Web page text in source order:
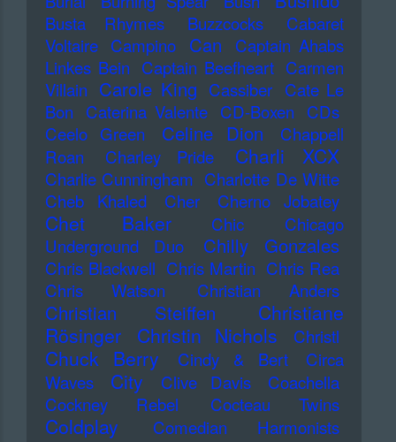
Busta Rhymes Buzzcocks
Cabaret
Voltaire Campino Can
Captain Ahabs
Linkes Bein Captain Beefheart Carmen
Villain Carole King Cassiber Cate Le
Bon
Caterina Valente CD-Boxen
CDs
Ceelo Green
Celine Dion
Chappell
Roan
Charley Pride Charli XCX
Charlie Cunningham Charlotte De Witte
Cheb Khaled
Cher Cherno Jobatey
Chet Baker Chic
Chicago
Underground Duo
Chilly Gonzales
Chris Blackwell Chris Martin Chris Rea
Chris Watson
Christian Anders
Christian Steiffen
Christiane
Rösinger
Christin Nichols Christl
Chuck Berry Cindy & Bert
Circa
Waves
City Clive Davis
Coachella
Cockney Rebel
Cocteau Twins
Coldplay
Comedian Harmonists